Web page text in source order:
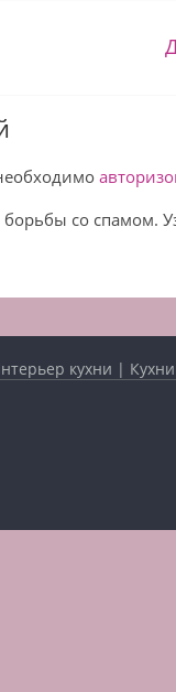
борьбы со спамом.
кухни |